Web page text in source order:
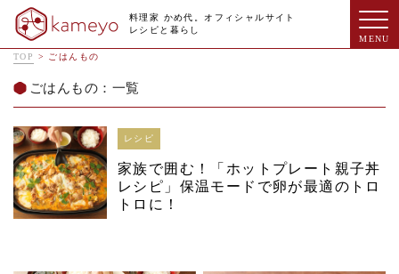
料理家 かめ代。オフィシャルサイト
レシピと暮らし
TOP > ごはんもの
ごはんもの：一覧
レシピ
家族で囲む！「ホットプレート親子丼
レシピ」保温モードで卵が最適のトロ
トロに！